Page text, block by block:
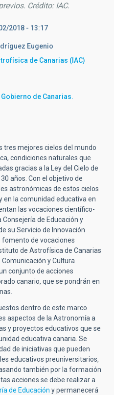
Crédito: IAC.
2018 - 13:17
Eugenio
de Canarias (IAC)
de Canarias.
tres mejores cielos del mundo
condiciones naturales que
gracias a la Ley del Cielo de
años. Con el objetivo de
astronómicas de estos cielos
en la comunidad educativa en
las vocaciones científico-
de Educación y
su Servicio de Innovación
fomento de vocaciones
de Astrofísica de Canarias
Comunicación y Cultura
conjunto de acciones
canario, que se pondrán en
dentro de este marco
aspectos de la Astronomía a
y proyectos educativos que se
educativa canaria. Se
de iniciativas que pueden
educativos preuniversitarios,
también por la formación
acciones se debe realizar a
de Educación y permanecerá